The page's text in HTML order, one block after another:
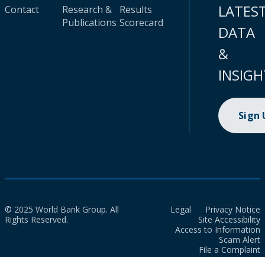
Contact
Research &
Publications
Results
Scorecard
DATA
&
Sign
© 2025 World Bank Group. All
Rights Reserved.
Legal
Privacy Notice
Site Accessibility
Access to Information
Scam Alert
File a Complaint